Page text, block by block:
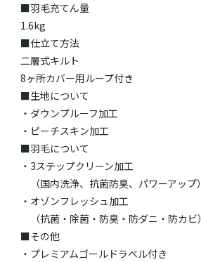
■羽毛充てん量
1.6kg
■仕立て方法
二層式キルト
8ヶ所カバー用ループ付き
■生地について
・ダウンプルーフ加工
・ピーチスキン加工
■羽毛について
・3ステップクリーン加工
（国内洗浄、抗菌防臭、パワーアップ）
・オゾンフレッシュ加工
（抗菌・除菌・防臭・防ダニ・防カビ）
■その他
・プレミアムゴールドラベル付き